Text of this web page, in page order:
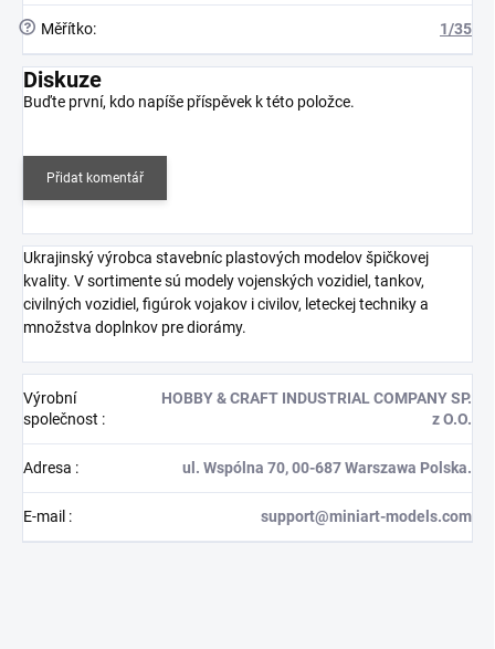
? Měřítko: 1/35
Diskuze
Buďte první, kdo napíše příspěvek k této položce.
Přidat komentář
Ukrajinský výrobca stavebníc plastových modelov špičkovej
kvality. V sortimente sú modely vojenských vozidiel, tankov,
civilných vozidiel, figúrok vojakov i civilov, leteckej techniky a
množstva doplnkov pre diorámy.
Výrobní
společnost :
HOBBY & CRAFT INDUSTRIAL COMPANY SP.
z O.O.
Adresa : ul. Wspólna 70, 00-687 Warszawa Polska.
E-mail : support@miniart-models.com